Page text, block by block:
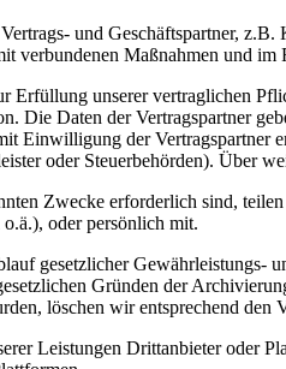
und Geschäftspartner,
verbundenen Maßnahmen und
Erfüllung unserer vertraglichen
Die Daten der Vertragspartner
Einwilligung der Vertragspartner
oder Steuerbehörden). Über
Zwecke erforderlich sind,
oder persönlich mit.
gesetzlicher Gewährleistungs-
Gründen der
löschen wir entsprechend den
Leistungen Drittanbieter oder